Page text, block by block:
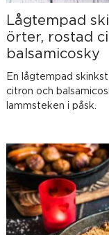
Lågtempad
örter, rostad
balsamicosky
En lågtempad
citron och
lammsteken i påsk.